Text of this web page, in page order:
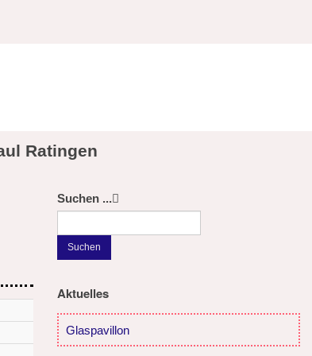
Ratingen
Suchen ...
Suchen
Aktuelles
Glaspavillon